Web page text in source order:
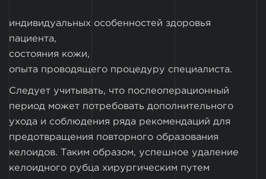
индивидуальных особенностей здоровья
пациента,
состояния кожи,
опыта проводящего процедуру специалиста.
Следует учитывать, что послеоперационный
период может потребовать дополнительного
ухода и соблюдения ряда рекомендаций для
предотвращения повторного образования
келоидов. Таким образом, успешное удаление
келоидного рубца хирургическим путем